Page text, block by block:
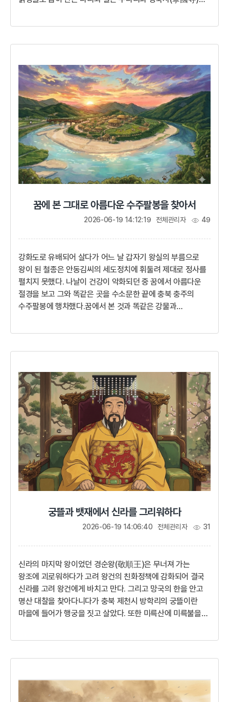
끝까지 충성하라!원으로부터 독립된 고려를 꿈꾸던 군주고려
말 혼란스러운 국내외 정세 가운데 왕위를 이어받은 공민왕은
젊은 패기와 새로...
꿈에 본 그대로 아름다운 수주팔봉을 찾아서
전체관리자 49
강화도로 유배되어 살다가 어느 날 갑자기 왕실의 부름으로
왕이 된 철종은 안동김씨의 세도정치에 휘둘려 제대로 정사를
펼치지 못했다. 나날이 건강이 악화되던 중 꿈에서 아름다운
절경을 보고 그와 똑같은 곳을 수소문한 끝에 충북 충주의
수주팔봉에 행차했다.꿈에서 본 것과 똑같은 강물과
김씨의 나라인가무더위가 계속되는 가운데 철종(哲宗)은 더욱
가슴이 답답하였다. 어린 시절을 보낸 강화도의 모습만 날이
갈수록 눈에 선하였다. 강화의 시...
2026-06-19 14:12:19
궁뜰과 뱃재에서 신라를 그리워하다
전체관리자 31
신라의 마지막 왕이었던 경순왕(敬順王)은 무너져 가는
왕조에 괴로워하다가 고려 왕건의 친화정책에 감화되어 결국
신라를 고려 왕건에게 바치고 만다. 그리고 망국의 한을 안고
명산 대찰을 찾아다니다가 충북 제천시 방학리의 궁뜰이란
마을에 들어가 행궁을 짓고 살았다. 또한 미륵산에 미륵불을
있으랴. 궁뜰에 묻혀 살며 아침저녁으로 고개에 올라가 속죄의
절을 하리라.부드러움과 강함 사이에서927년 후백제의
2026-06-19 14:06:40